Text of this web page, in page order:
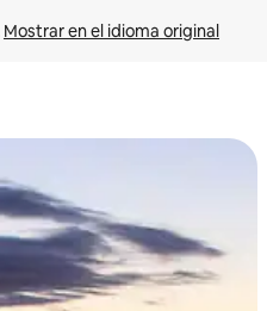
Mostrar en el idioma original